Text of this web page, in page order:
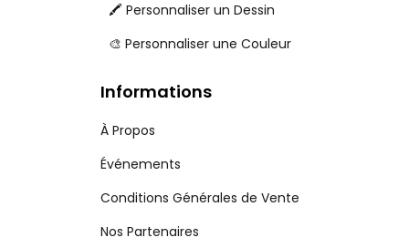
🖍️ Personnaliser un Dessin
🎨 Personnaliser une Couleur
Informations
À Propos
Événements
Conditions Générales de Vente
Nos Partenaires